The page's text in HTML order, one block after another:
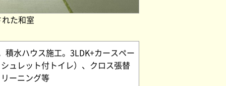
た和室
水ハウス施工。3LDK+カースペー
ュレット付トイレ）、クロス張替
ーニング等